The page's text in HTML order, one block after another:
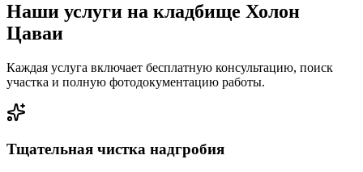
Наши услуги на кладбище Холон
Цаваи
Каждая услуга включает бесплатную консультацию, поиск
участка и полную фотодокументацию работы.
Тщательная чистка надгробия